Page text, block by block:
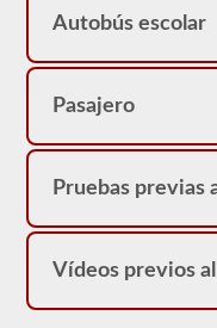
Autobús escolar
Pasajero
Pruebas previas
Vídeos previos